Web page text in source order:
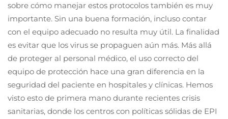
sobre cómo manejar estos protocolos también es muy
importante. Sin una buena formación, incluso contar
con el equipo adecuado no resulta muy útil. La finalidad
es evitar que los virus se propaguen aún más. Más allá
de proteger al personal médico, el uso correcto del
equipo de protección hace una gran diferencia en la
seguridad del paciente en hospitales y clínicas. Hemos
visto esto de primera mano durante recientes crisis
sanitarias, donde los centros con políticas sólidas de EPI